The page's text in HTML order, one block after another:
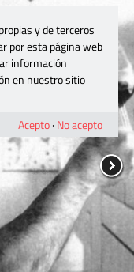
y de terceros
por esta página web
información
en nuestro sitio
Acepto· No acepto